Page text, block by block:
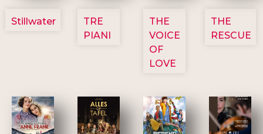
Stillwater
TRE
PIANI
THE
VOICE
OF
LOVE
THE
RESCUE